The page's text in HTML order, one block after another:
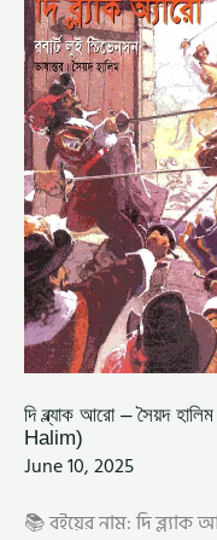
দি ব্ল্যাক আরো – সৈয়দ
Halim)
June 10, 2025
📚 বইয়ের নাম: দি
আরো
–
সৈয়দ
হালিম
(THE
BLACK
ARROW
BY
SYED
HALIM)